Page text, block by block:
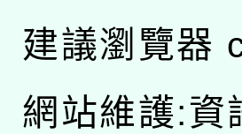
建議瀏覽器
網站維護:資